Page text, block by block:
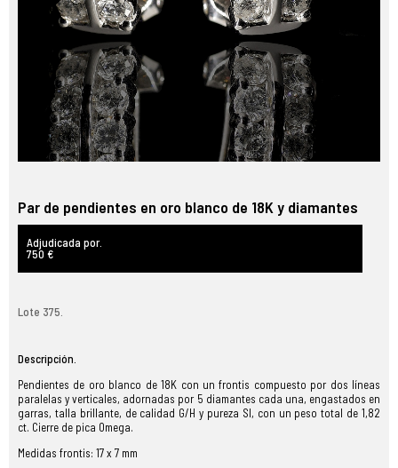
Par de pendientes en oro blanco de 18K y diamantes
Adjudicada por.
750 €
Lote 375.
Descripción.
Pendientes de oro blanco de 18K con un frontis compuesto por dos líneas
paralelas y verticales, adornadas por 5 diamantes cada una, engastados en
garras, talla brillante, de calidad G/H y pureza SI, con un peso total de 1,82
ct. Cierre de pica Omega.
Medidas frontis: 17 x 7 mm